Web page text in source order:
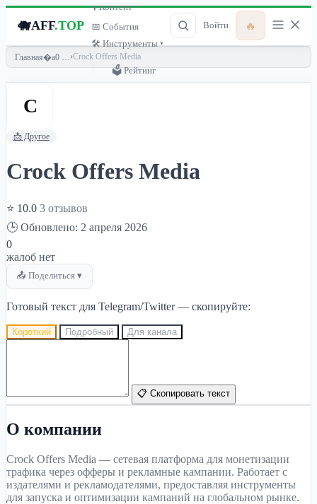
🐗AFF.TOP
🎙 Контент ▾
📅 События
🛠 Инструменты ▾
🗳 Рейтинг
Войти 🔥
Главная ›Crock Offers Media
C
📩 Другое
Crock Offers Media
⭐ 10.0 3 отзывов
🕒 Обновлено: 2 апреля 2026
0
жалоб нет
📤 Поделиться ▾
Готовый текст для Telegram/Twitter — скопируйте:
Короткий Подробный Для канала
📋 Скопировать текст
О компании
Crock Offers Media — сетевая платформа для монетизации
трафика через офферы и рекламные кампании. Работает с
издателями и рекламодателями, предоставляя инструменты
для запуска и оптимизации кампаний на глобальном рынке.